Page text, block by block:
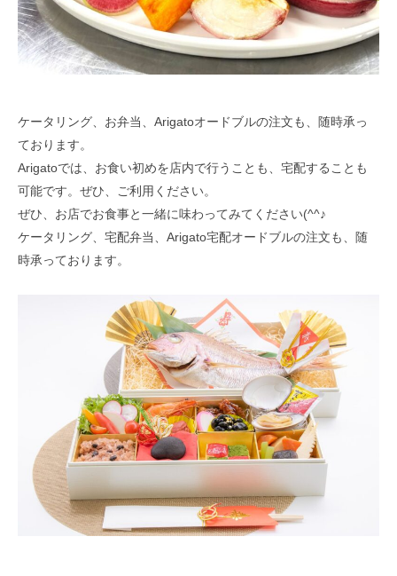
ケータリング、お弁当、Arigatoオードブルの注文も、随時承っ
ております。
Arigatoでは、お食い初めを店内で行うことも、宅配することも
可能です。ぜひ、ご利用ください。
ぜひ、お店でお食事と一緒に味わってみてください(^^♪
ケータリング、宅配弁当、Arigato宅配オードブルの注文も、随
時承っております。